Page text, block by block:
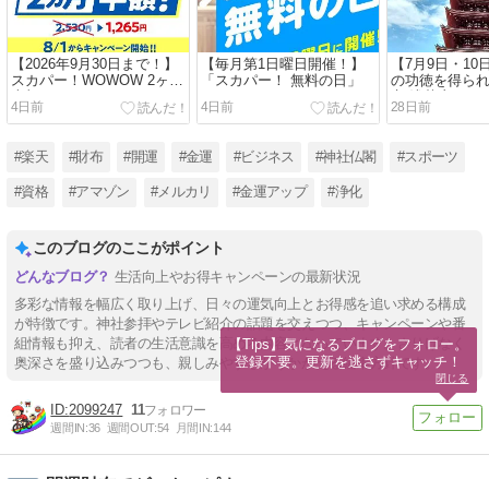
【2026年9月30日まで！】
スカパー！WOWOW 2ヶ月
半額キャンペーン
4日前
【毎月第1日曜日開催！】
「スカパー！ 無料の日」
4日前
【7月9日・10
の功徳を得ら
京 浅草寺 四
おずき市
28日前
#楽天 #財布 #開運 #金運 #ビジネス #神社仏閣 #スポーツ
#資格 #アマゾン #メルカリ #金運アップ #浄化
このブログのここがポイント
生活向上やお得キャンペーンの最新状況
多彩な情報を幅広く取り上げ、日々の運気向上とお得感を追い求める構成
が特徴です。神社参拝やテレビ紹介の話題を交えつつ、キャンペーンや番
組情報も抑え、読者の生活意識を高める内容となっています。さりげなく
奥深さを盛り込みつつも、親しみやすさがうかがえる編集方針です。
2099247 11
週間IN:36 週間OUT:54 月間IN:144
【Tips】気になるブログをフォロー。
登録不要。更新を逃さずキャッチ！
閉じる